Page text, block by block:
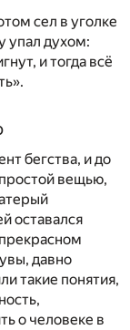
сел в уголке
упал духом:
и тогда всё
бегства, и до
вещью,
оставался
давно
такие понятия,
о человеке в